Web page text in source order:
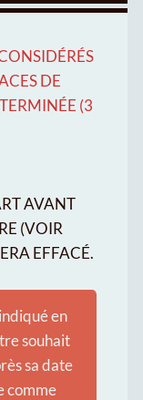
DE
(3
AVANT
(VOIR
EFFACÉ.
en
souhait
sa date
comme